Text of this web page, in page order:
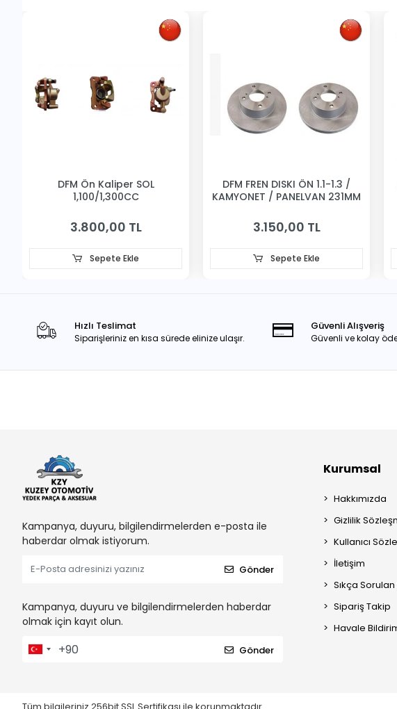
DFM Ön Kaliper SOL
1,100/1,300CC
3.800,00 TL
Sepete Ekle
DFM FREN DISKI ÖN 1.1-1.3 /
KAMYONET / PANELVAN 231MM
3.150,00 TL
Sepete Ekle
Hızlı Teslimat
Siparişleriniz en kısa sürede elinize ulaşır.
Güvenli Alışveriş
Güvenli ve kolay
Kampanya, duyuru, bilgilendirmelerden e-posta ile
haberdar olmak istiyorum.
Gönder
Kampanya, duyuru ve bilgilendirmelerden haberdar
olmak için kayıt olun.
Gönder
Kurumsal
Hakkımızda
Gizlilik
Kullanıcı
İletişim
Sıkça
Sipariş Takip
Havale